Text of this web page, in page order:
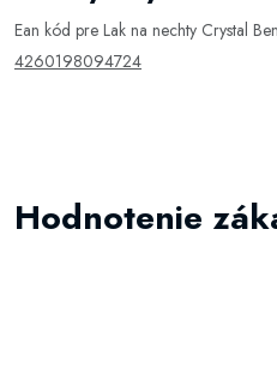
Ean kód pre Lak na nechty Crystal
4260198094724
Hodnotenie